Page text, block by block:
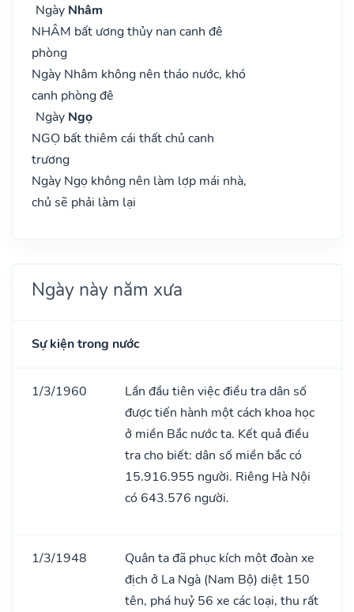
Ngày Nhâm
NHÂM bất ương thủy nan canh đê
phòng
Ngày Nhâm không nên tháo nước, khó
canh phòng đê
Ngày Ngọ
NGỌ bất thiêm cái thất chủ canh
trương
Ngày Ngọ không nên làm lợp mái nhà,
chủ sẽ phải làm lại
Ngày này năm xưa
Sự kiện trong nước
1/3/1960
Lần đầu tiên việc điều tra dân số
được tiến hành một cách khoa học
ở miền Bắc nước ta. Kết quả điều
tra cho biết: dân số miền bắc có
15.916.955 người. Riêng Hà Nội
có 643.576 người.
1/3/1948
Quân ta đã phục kích một đoàn xe
địch ở La Ngà (Nam Bộ) diệt 150
tên, phá huỷ 56 xe các loại, thu rất